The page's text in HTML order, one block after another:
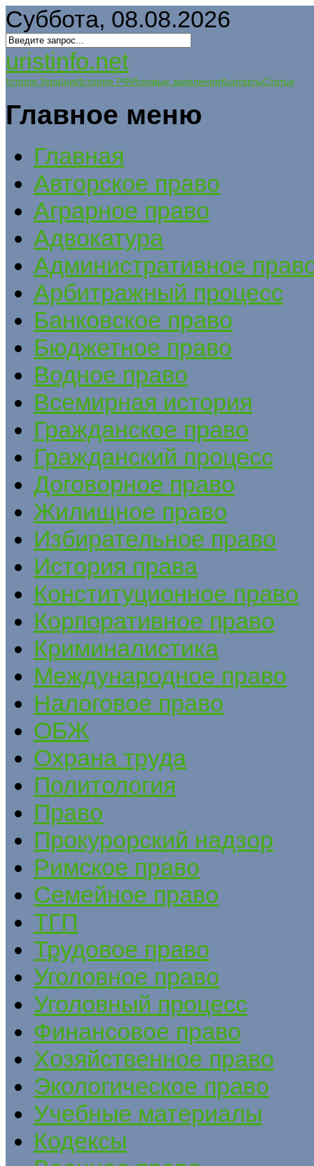
Суббота, 08.08.2026
uristinfo.net
Історія УкраїниИстория РФИсковые заявленияКонтактыСтатьи
Главное меню
Главная
Авторское право
Аграрное право
Адвокатура
Административное
Арбитражный процесс
Банковское право
Бюджетное право
Водное право
Всемирная история
Гражданское право
Гражданский процесс
Договорное право
Жилищное право
Избирательное право
История права
Конституционное право
Корпоративное право
Криминалистика
Международное право
Налоговое право
ОБЖ
Охрана труда
Политология
Право
Прокурорский надзор
Римское право
Семейное право
ТГП
Трудовое право
Уголовное право
Уголовный процесс
Финансовое право
Хозяйственное право
Экологическое право
Учебные материалы
Кодексы